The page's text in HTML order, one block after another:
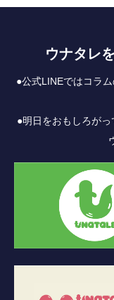
ウナタレ
●公式LINEではコラ
●明日をおもしろがっ